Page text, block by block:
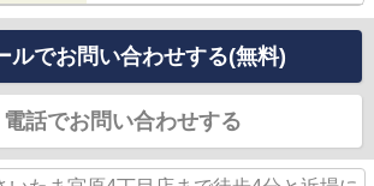
ルでお問い合わせする(無料)
電話でお問い合わせする